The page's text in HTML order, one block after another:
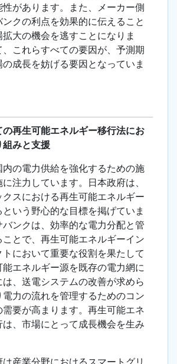
があります。また、メーカー側
ンクの利点を効果的に伝えること
大の機会を逃すことになりま
これらすべての要因が、予測期
成長を妨げる要因となっていま
再生可能エネルギー移行法にお
組みと支援
内の電力供給を強化するための施
注力しています。日本政府は、
スにおける再生可能エネルギー
いう野心的な目標を掲げていま
ンクは、効率的な電力分配と管
とで、再生可能エネルギーイン
において重要な役割を果たして
エネルギー源を既存の電力網に
、送電システムの改善が求めら
力の流れを管理するためのコン
要が高まります。再生可能エネ
、市場にとって成長機会を生み